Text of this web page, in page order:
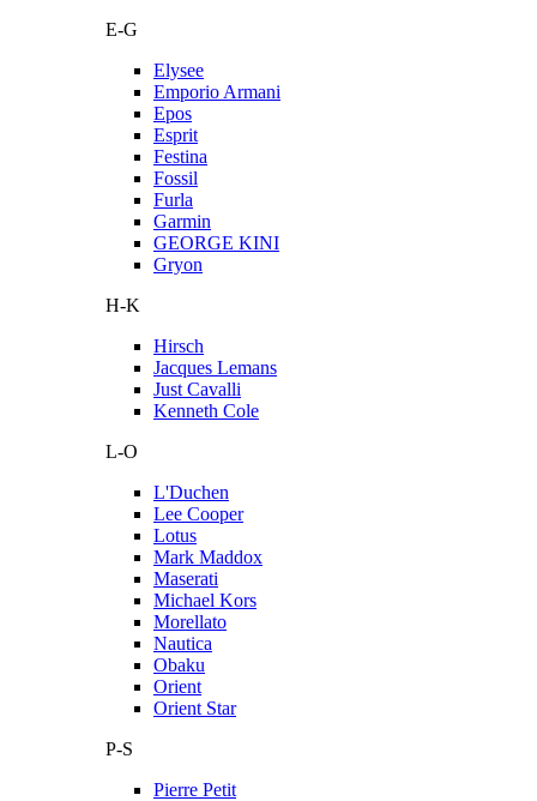
E-G
Elysee
Emporio Armani
Epos
Esprit
Festina
Fossil
Furla
Garmin
GEORGE KINI
Gryon
H-K
Hirsch
Jacques Lemans
Just Cavalli
Kenneth Cole
L-O
L'Duchen
Lee Cooper
Lotus
Mark Maddox
Maserati
Michael Kors
Morellato
Nautica
Obaku
Orient
Orient Star
P-S
Pierre Petit